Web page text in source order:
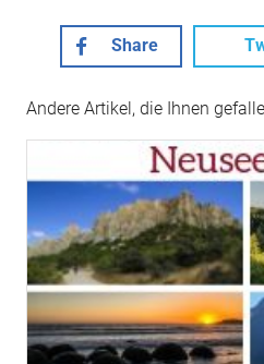
Share
Andere Artikel, die Ihnen